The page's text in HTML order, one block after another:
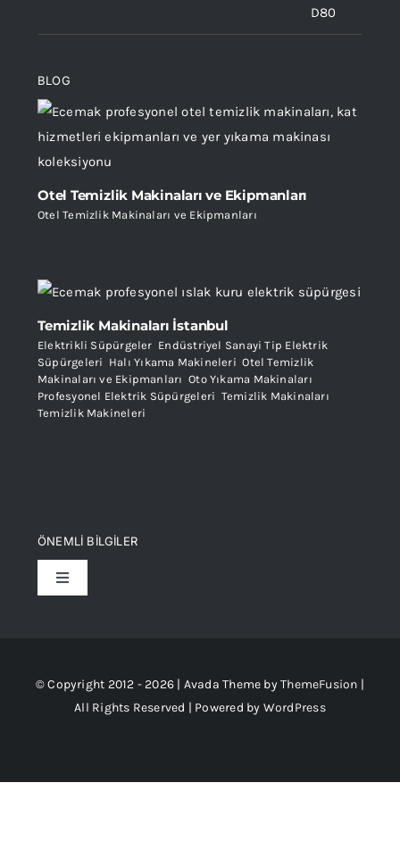
BLOG
Otel Temizlik Makinaları ve Ekipmanları
Otel Temizlik Makinaları ve Ekipmanları
Temizlik Makinaları İstanbul
Elektrikli Süpürgeler Endüstriyel Sanayi Tip Elektrik
Süpürgeleri Halı Yıkama Makineleri ,Otel Temizlik
Makinaları ve Ekipmanları ,Oto Yıkama Makinaları
Profesyonel Elektrik Süpürgeleri Temizlik Makinaları
Temizlik Makineleri
ÖNEMLİ BİLGİLER
Toggle
Üyelik ve Kullanm Şartları
© Copyright 2012 - 2026 | Avada Theme byThemeFusion |
All Rights Reserved | Powered by WordPress